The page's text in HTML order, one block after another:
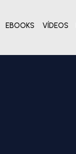
EBOOKS VÍDEOS